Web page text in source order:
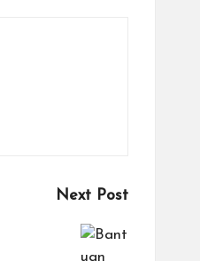
Next Post